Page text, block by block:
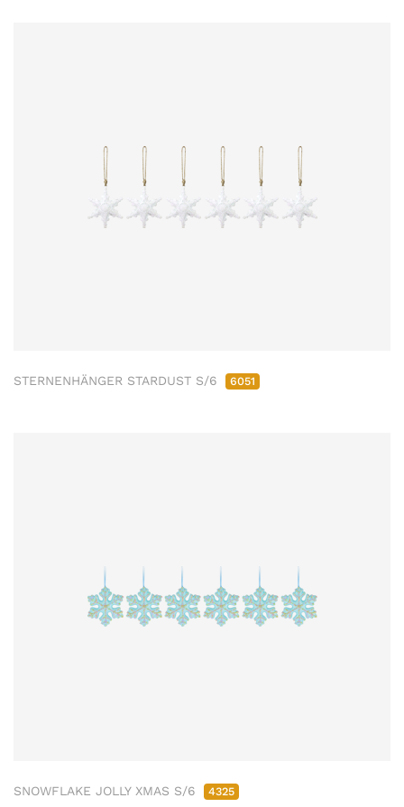
STERNENHÄNGER STARDUST S/6 6051
SNOWFLAKE JOLLY XMAS S/6 4325